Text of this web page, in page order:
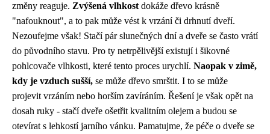
změny reaguje. Zvýšená vlhkost dokáže dřevo krásně
"nafouknout", a to pak může vést k vrzání či drhnutí dveří.
Nezoufejme však! Stačí pár slunečných dní a dveře se často vrátí
do původního stavu. Pro ty netrpělivější existují i šikovné
pohlcovače vlhkosti, které tento proces urychlí. Naopak v zimě,
kdy je vzduch sušší, se může dřevo smrštit. I to se může
projevit vrzáním nebo horším zavíráním. Řešení je však opět na
dosah ruky - stačí dveře ošetřit kvalitním olejem a budou se
otevírat s lehkostí jarního vánku. Pamatujme, že péče o dveře se